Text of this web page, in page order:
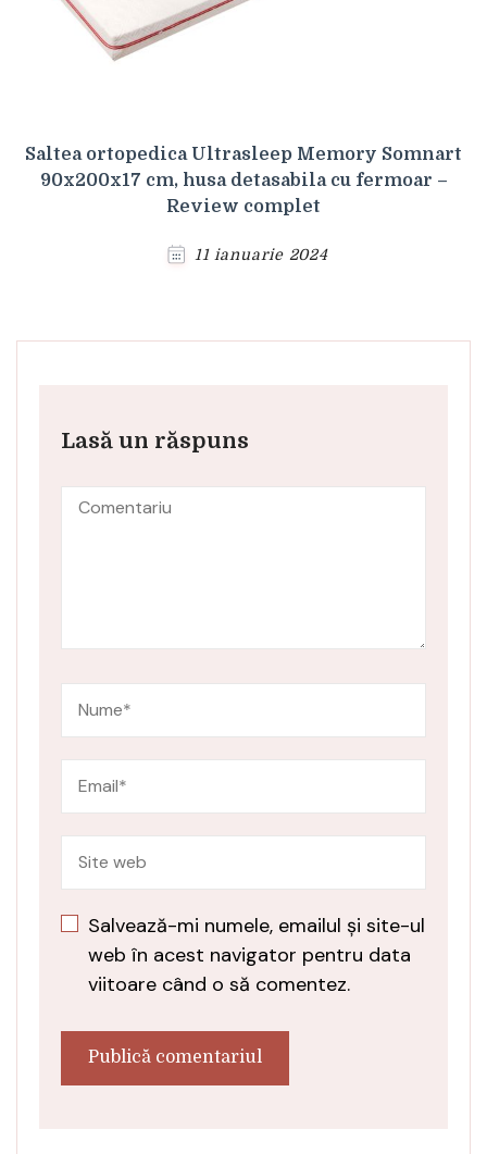
Saltea ortopedica Ultrasleep Memory Somnart
90x200x17 cm, husa detasabila cu fermoar –
Review complet
11 ianuarie 2024
Lasă un răspuns
Salvează-mi numele, emailul și site-ul
web în acest navigator pentru data
viitoare când o să comentez.